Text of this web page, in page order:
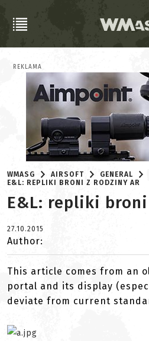
REKLAMA
WMASG AIRSOFT
GENERAL
E&L: REPLIKI BRONI Z RODZINY AR
E&L: repliki
27.10.2015
Author:
This article comes from an
portal and its display
deviate from current